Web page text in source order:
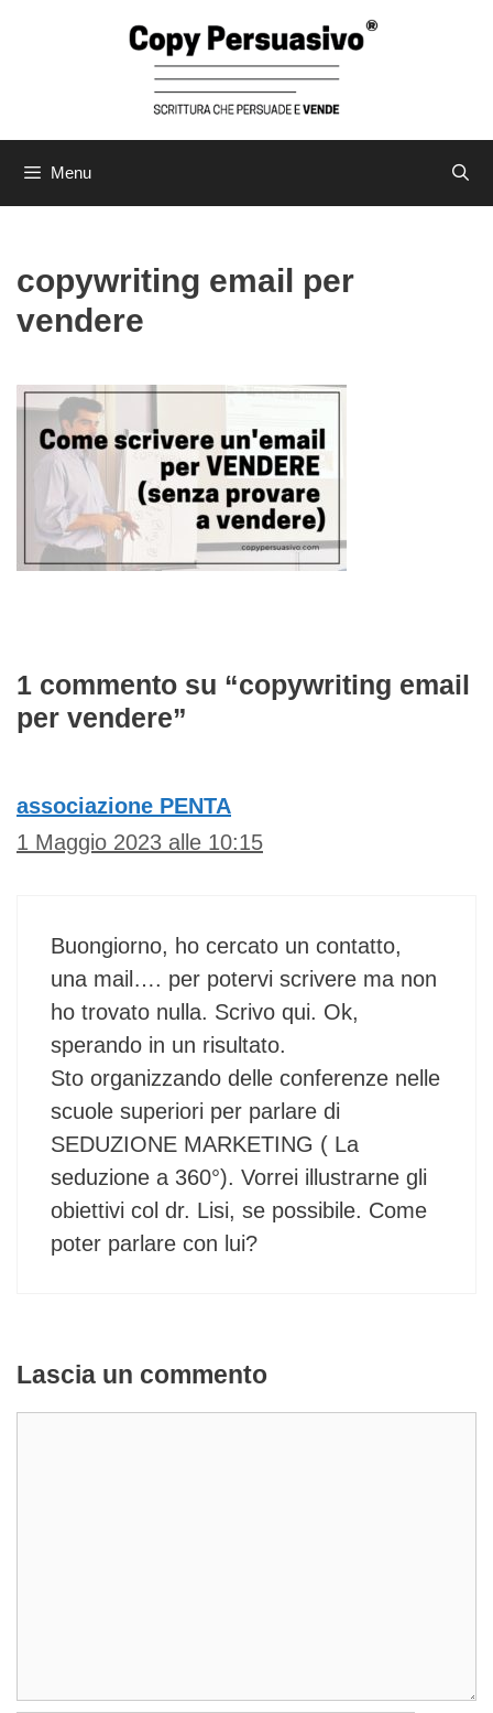
Menu
copywriting email per
vendere
1 commento su “copywriting email
per vendere”
associazione PENTA
1 Maggio 2023 alle 10:15
Buongiorno, ho cercato un contatto,
una mail…. per potervi scrivere ma non
ho trovato nulla. Scrivo qui. Ok,
sperando in un risultato.
Sto organizzando delle conferenze nelle
scuole superiori per parlare di
SEDUZIONE MARKETING ( La
seduzione a 360°). Vorrei illustrarne gli
obiettivi col dr. Lisi, se possibile. Come
poter parlare con lui?
Lascia un commento